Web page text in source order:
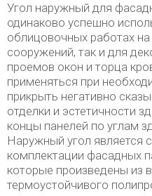
Угол наружный для
одинаково успешно
облицовочных работах
сооружений, так и для
проемов окон и торца
применяться при
прикрыть негативно
отделки и эстетичности
концы панелей по углам
Наружный угол является
комплектации фасадных
которые произведены из
термоустойчивого